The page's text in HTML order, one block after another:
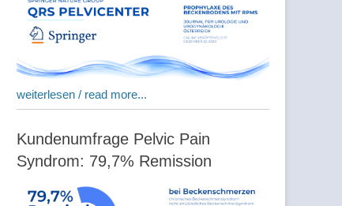
weiterlesen / read more...
Kundenumfrage Pelvic Pain
Syndrom: 79,7% Remission